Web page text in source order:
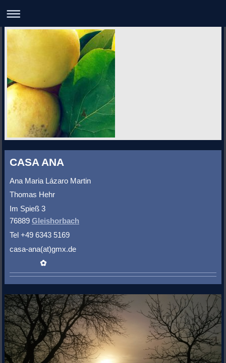
CASA ANA
Ana Maria Lázaro Martin
Thomas Hehr
Im Spieß 3
76889 Gleishorbach
Tel +49 6343 5169
casa-ana(at)gmx.de
✿